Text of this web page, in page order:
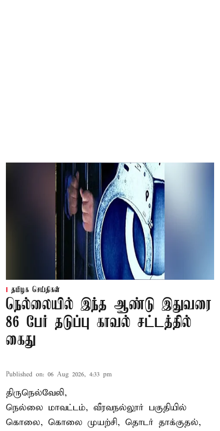
தமிழக செய்திகள்
நெல்லையில் இந்த ஆண்டு இதுவரை
86 பேர் தடுப்பு காவல் சட்டத்தில்
கைது
Published on: 06 Aug 2026, 4:33 pm
திருநெல்வேலி,
நெல்லை மாவட்டம், வீரவநல்லூர் பகுதியில்
கொலை, கொலை முயற்சி, தொடர் தாக்குதல்,